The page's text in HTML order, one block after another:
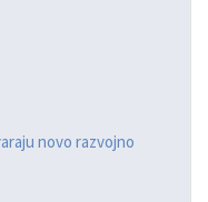
novo razvojno